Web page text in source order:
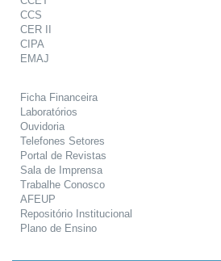
CCS
CER II
CIPA
EMAJ
Ficha Financeira
Laboratórios
Ouvidoria
Telefones Setores
Portal de Revistas
Sala de Imprensa
Trabalhe Conosco
AFEUP
Repositório Institucional
Plano de Ensino